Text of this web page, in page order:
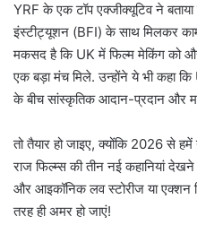
YRF के एक टॉप एक्जीक्यूटिव ने
इंस्टीट्यूशन (BFI) के साथ मिलकर
मकसद है कि UK में फिल्म मेकिंग को
एक बड़ा मंच मिले. उन्होंने ये भी कहा
के बीच सांस्कृतिक आदान-प्रदान और
तो तैयार हो जाइए, क्योंकि 2026 से
राज फिल्म्स की तीन नई कहानियां
और आइकॉनिक लव स्टोरीज या
तरह ही अमर हो जाएं!